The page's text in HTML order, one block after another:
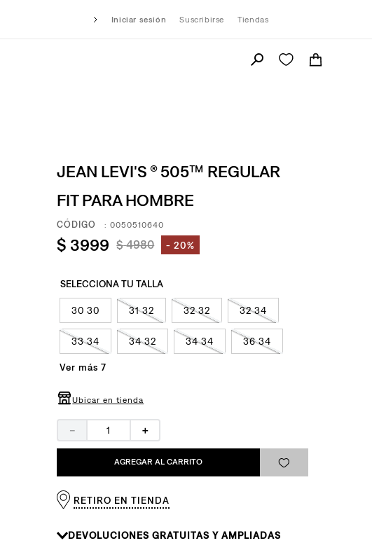
Iniciar sesión Suscribirse Tiendas
JEAN LEVI'S ® 505™ REGULAR
FIT PARA HOMBRE
:0050510640
$ 3999 $ 4980 20%
30 30 31 32 32 32 32 34
33 34 34 32 34 34 36 34
Ver más 7
Ubicar en tienda
＋
－
AGREGAR AL CARRITO
RETIRO EN TIENDA
DEVOLUCIONES GRATUITAS Y AMPLIADAS